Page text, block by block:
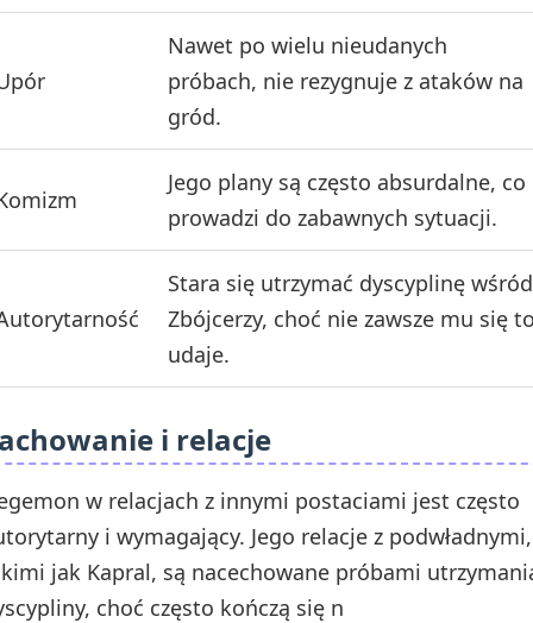
Nawet po wielu nieudanych
próbach, nie rezygnuje z ataków na
gród.
Jego plany są często absurdalne, co
prowadzi do zabawnych sytuacji.
Stara się utrzymać dyscyplinę wśród
Zbójcerzy, choć nie zawsze mu się
udaje.
i relacje
w relacjach z innymi postaciami jest często
i wymagający. Jego relacje z podwładnymi,
jak Kapral, są nacechowane próbami
choć często kończą się n